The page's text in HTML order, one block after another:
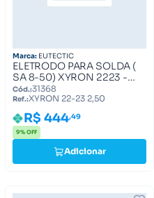
Marca: EUTECTIC
ELETRODO PARA SOLDA (
SA 8-50) XYRON 2223 -
2,5MM XYRON 22-23 2,50
Cód.:31368
Ref.:XYRON 22-23 2,50
R$ 444,49
9% OFF
Adicionar